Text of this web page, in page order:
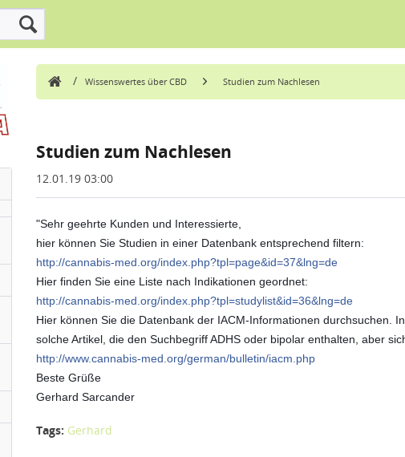
/ Wissenswertes über CBD Studien zum Nachlesen
Studien zum Nachlesen
12.01.19 03:00
"Sehr geehrte Kunden und Interessierte,
hier können Sie Studien in einer Datenbank entsprechend filtern:
http://cannabis-med.org/index.php?tpl=page&id=37&lng=de
Hier finden Sie eine Liste nach Indikationen geordnet:
http://cannabis-med.org/index.php?tpl=studylist&id=36&lng=de
Hier können Sie die Datenbank der IACM-Informationen durchsuchen.
solche Artikel, die den Suchbegriff ADHS oder bipolar enthalten, aber
http://www.cannabis-med.org/german/bulletin/iacm.php
Beste Grüße
Gerhard Sarcander
Tags: Gerhard